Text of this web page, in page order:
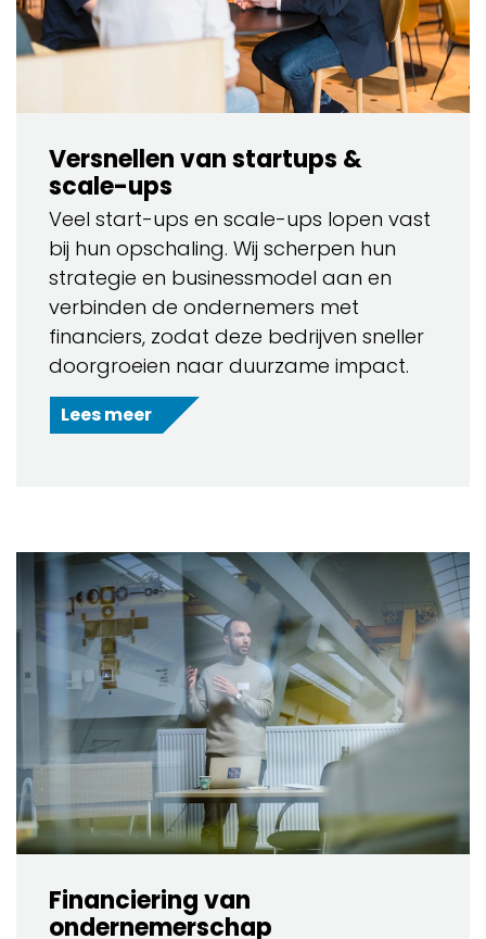
Versnellen van startups &
scale-ups
Veel start-ups en scale-ups lopen vast
bij hun opschaling. Wij scherpen hun
strategie en businessmodel aan en
verbinden de ondernemers met
financiers, zodat deze bedrijven sneller
doorgroeien naar duurzame impact.
Lees meer
Financiering van
ondernemerschap